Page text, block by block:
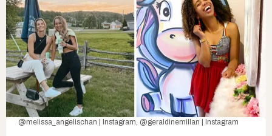
@melissa_angelischan | Instagram @geraldinemillan | Instagram